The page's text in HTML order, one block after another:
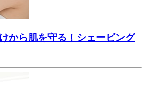
から肌を守る！シェービング